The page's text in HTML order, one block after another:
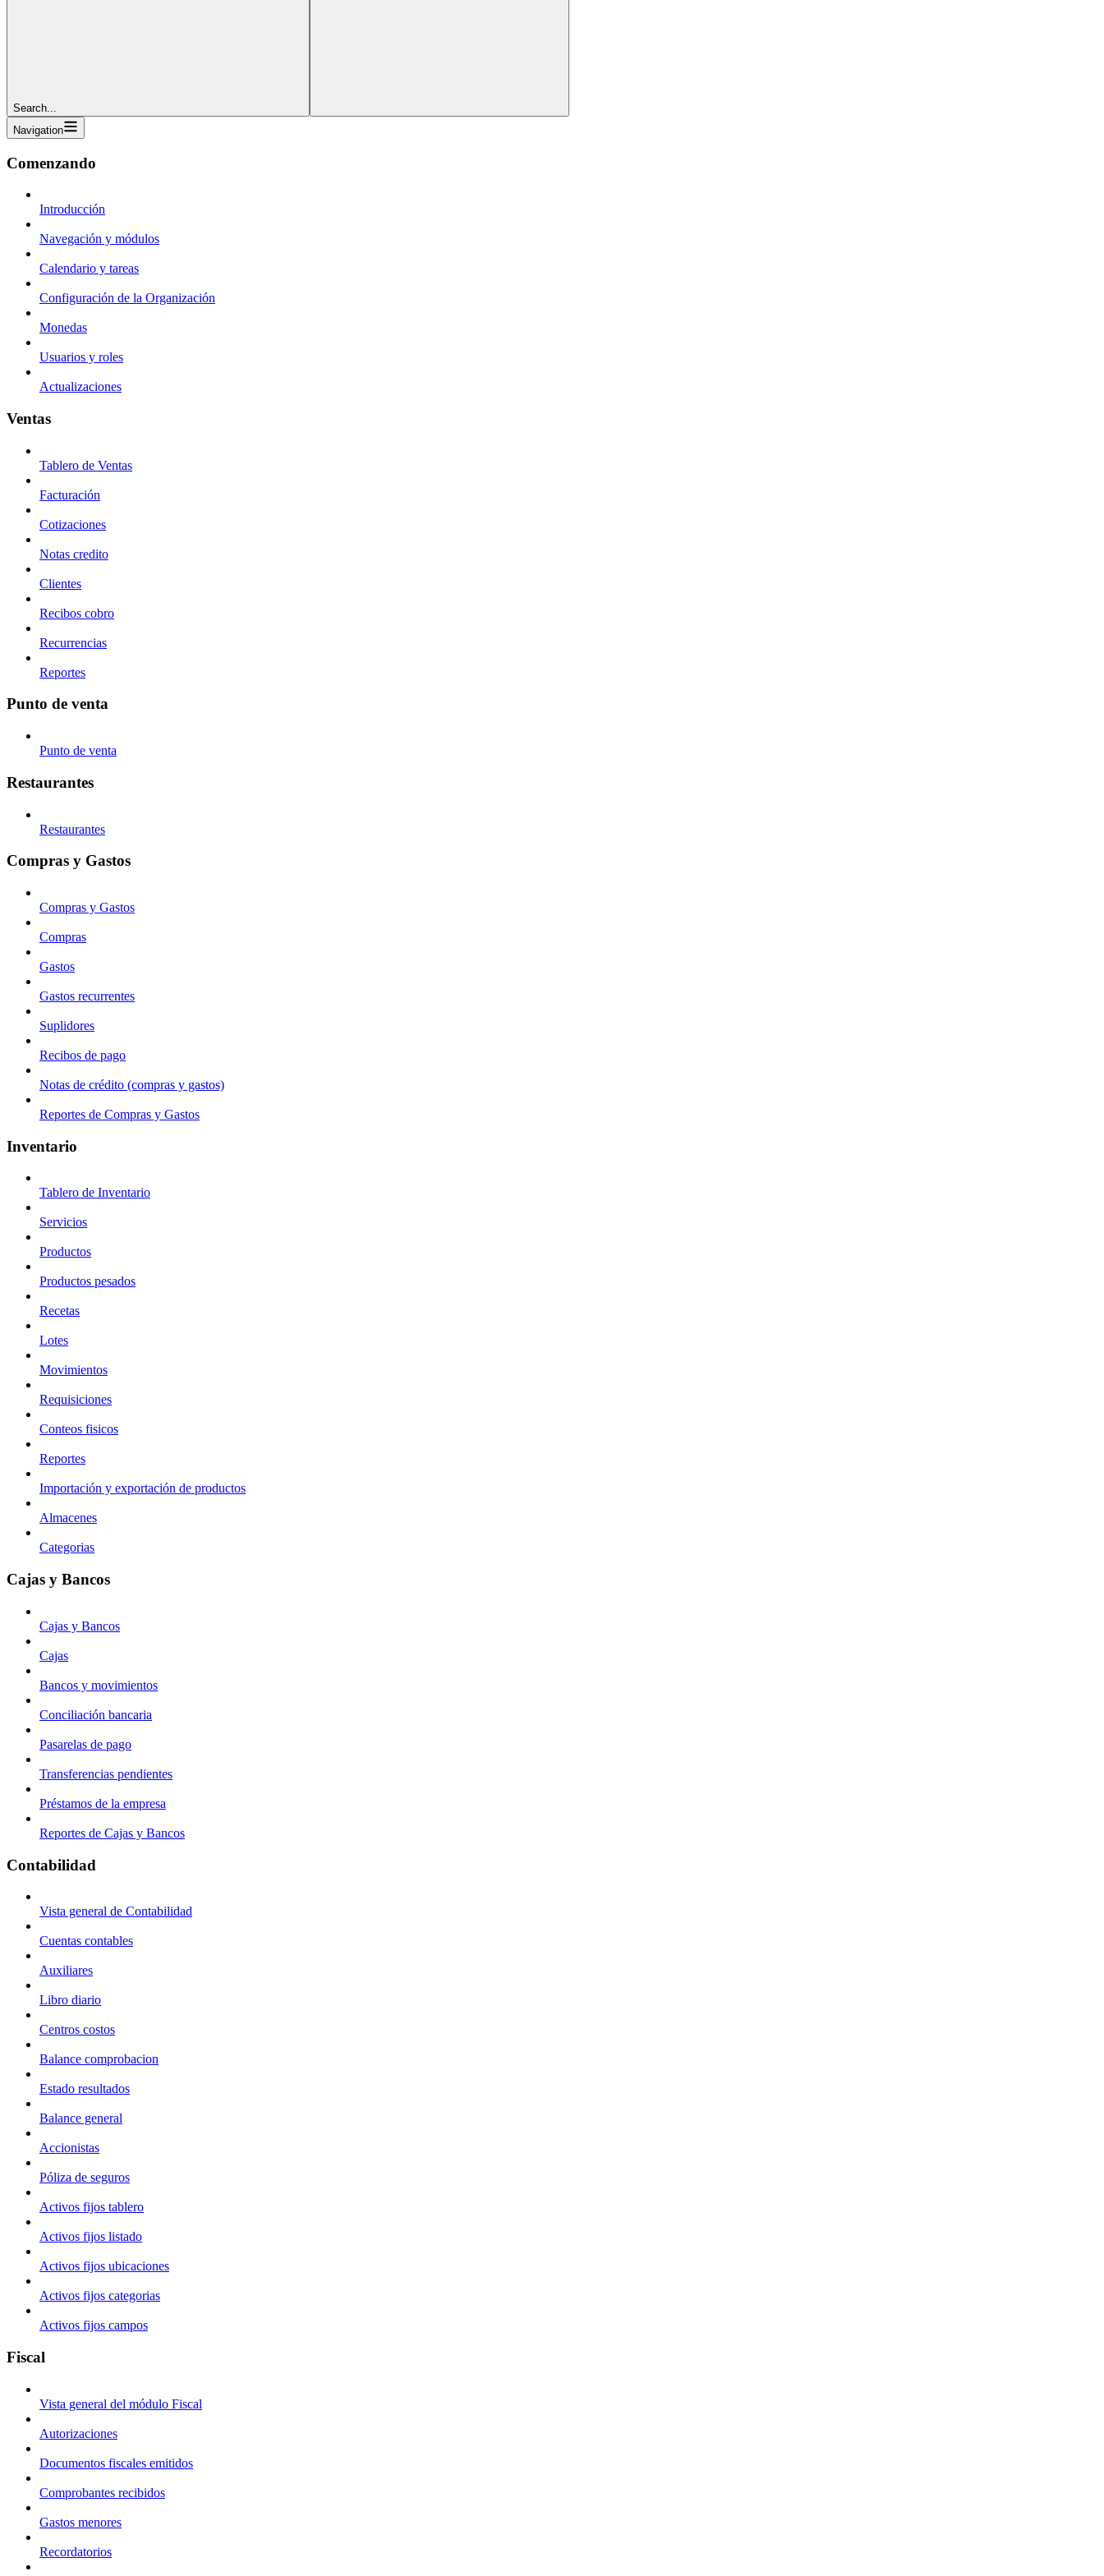
Search...
Navigation
Comenzando
Introducción
Navegación y módulos
Calendario y tareas
Configuración de la Organización
Monedas
Usuarios y roles
Actualizaciones
Ventas
Tablero de Ventas
Facturación
Cotizaciones
Notas credito
Clientes
Recibos cobro
Recurrencias
Reportes
Punto de venta
Punto de venta
Restaurantes
Restaurantes
Compras y Gastos
Compras y Gastos
Compras
Gastos
Gastos recurrentes
Suplidores
Recibos de pago
Notas de crédito (compras y gastos)
Reportes de Compras y Gastos
Inventario
Tablero de Inventario
Servicios
Productos
Productos pesados
Recetas
Lotes
Movimientos
Requisiciones
Conteos fisicos
Reportes
Importación y exportación de productos
Almacenes
Categorias
Cajas y Bancos
Cajas y Bancos
Cajas
Bancos y movimientos
Conciliación bancaria
Pasarelas de pago
Transferencias pendientes
Préstamos de la empresa
Reportes de Cajas y Bancos
Contabilidad
Vista general de Contabilidad
Cuentas contables
Auxiliares
Libro diario
Centros costos
Balance comprobacion
Estado resultados
Balance general
Accionistas
Póliza de seguros
Activos fijos tablero
Activos fijos listado
Activos fijos ubicaciones
Activos fijos categorias
Activos fijos campos
Fiscal
Vista general del módulo Fiscal
Autorizaciones
Documentos fiscales emitidos
Comprobantes recibidos
Gastos menores
Recordatorios